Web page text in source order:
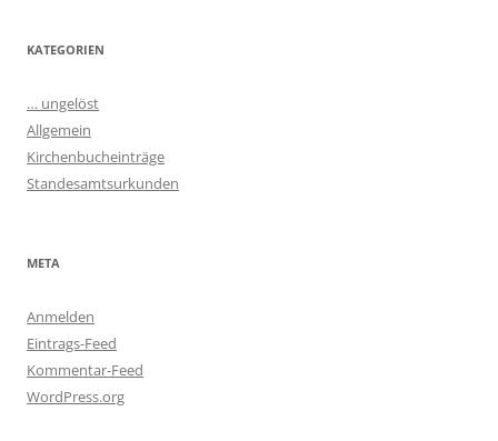
KATEGORIEN
… ungelöst
Allgemein
Kirchenbucheinträge
Standesamtsurkunden
META
Anmelden
Eintrags-Feed
Kommentar-Feed
WordPress.org